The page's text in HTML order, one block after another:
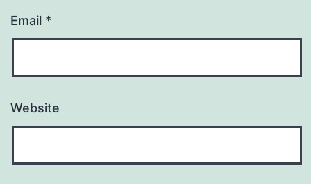
Email *
Website